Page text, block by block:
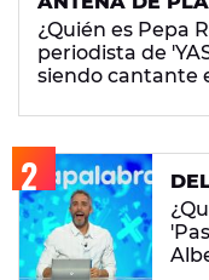
¿Quién es Pepa
periodista de
siendo cantante